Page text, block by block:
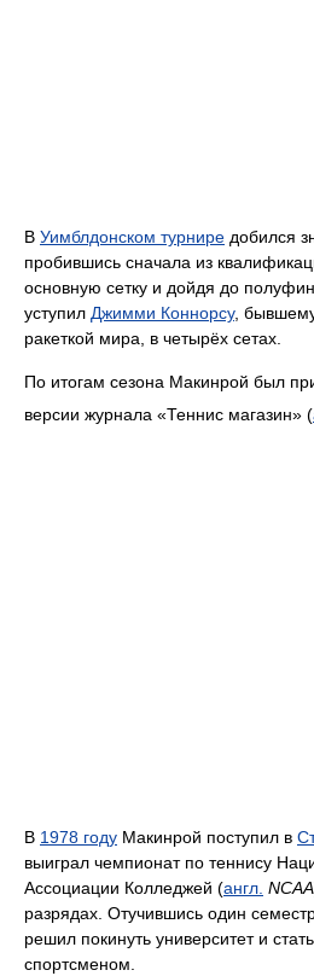
В Уимблдонском турнире добился
пробившись сначала из
основную сетку и дойдя до
уступил Джимми Коннорсу,
ракеткой мира, в четырёх сетах.
По итогам сезона Макинрой был
версии журнала «Теннис магазин» (
В 1978 году Макинрой поступил в
выиграл чемпионат по теннису
Ассоциации Колледжей (англ. NCAA
разрядах. Отучившись один
решил покинуть университет и
спортсменом.